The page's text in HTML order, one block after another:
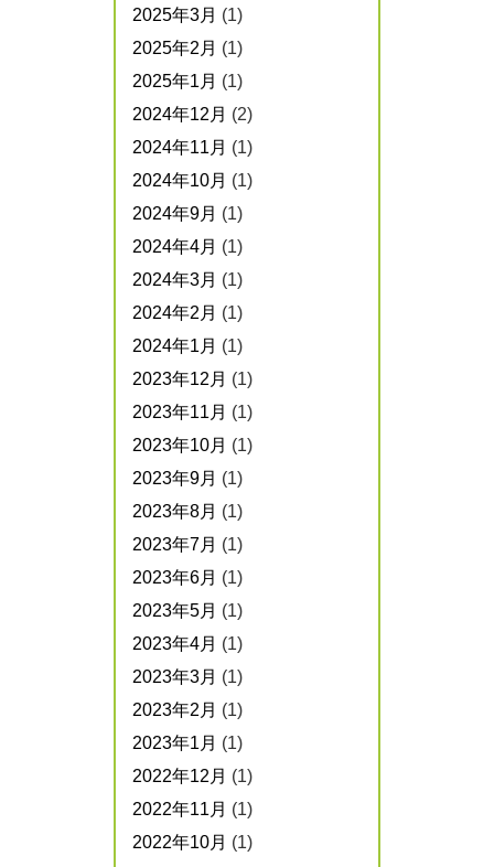
2025年3月 (1)
2025年2月 (1)
2025年1月 (1)
2024年12月 (2)
2024年11月 (1)
2024年10月 (1)
2024年9月 (1)
2024年4月 (1)
2024年3月 (1)
2024年2月 (1)
2024年1月 (1)
2023年12月 (1)
2023年11月 (1)
2023年10月 (1)
2023年9月 (1)
2023年8月 (1)
2023年7月 (1)
2023年6月 (1)
2023年5月 (1)
2023年4月 (1)
2023年3月 (1)
2023年2月 (1)
2023年1月 (1)
2022年12月 (1)
2022年11月 (1)
2022年10月 (1)